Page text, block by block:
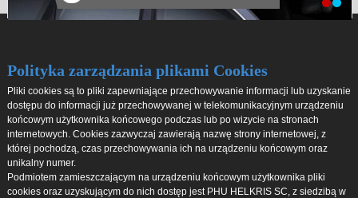
Polityka zarządzania plikami Cookies
Pliki cookies są to pliki zapewniające przechowywanie informacji lub uzyskanie
dostępu do informacji już przechowywanej w telekomunikacyjnym urządzeniu
końcowym użytkownika końcowego podczas lub po wizycie na stronach
internetowych. Cookies zazwyczaj zawierają nazwę strony internetowej, z
której pochodzą, czas przechowywania ich na urządzeniu końcowym oraz
unikalny numer.
Podmiotem zamieszczającym na urządzeniu końcowym użytkownika pliki
cookies oraz uzyskującym do nich dostęp jest PHU HELKRIS SC, z siedzibą w